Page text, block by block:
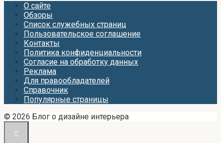
О сайте
Обзоры
Список служебных страниц
Пользовательское соглашение
Контакты
Политика конфиденциальности
Согласие на обработку данных
Реклама
Для правообладателей
Справочник
Популярные страницы
© 2026 Блог о дизайне интерьера